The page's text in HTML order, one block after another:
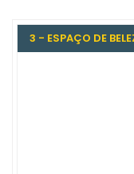
3 - ESPAÇO DE